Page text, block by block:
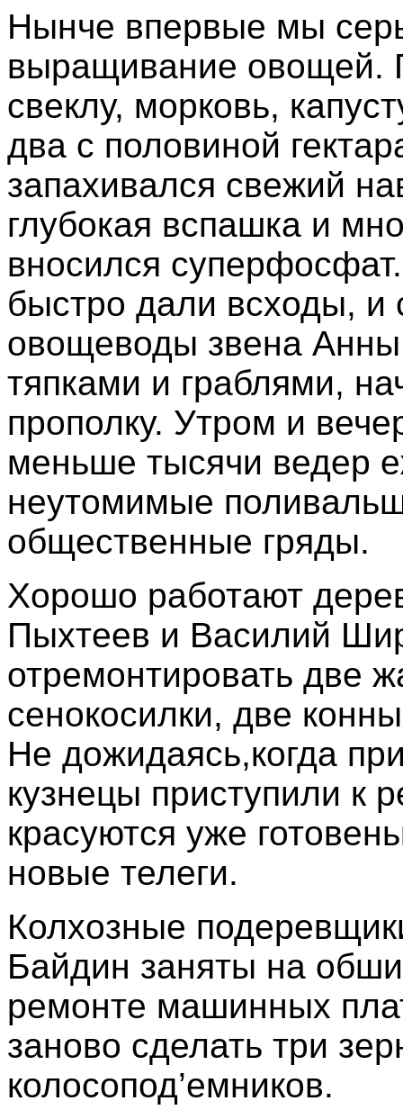
Нынче впервые мы
выращивание овощей.
свеклу, морковь,
два с половиной
запахивался свежий
глубокая вспашка и
вносился
быстро дали всходы, и
овощеводы звена
тяпками и граблями,
прополку. Утром и
меньше тысячи ведер
неутомимые
общественные гряды.
Хорошо работают
Пыхтеев и Василий
отремонтировать две
сенокосилки, две
Не дожидаясь,когда
кузнецы приступили к
красуются уже
новые телеги.
Колхозные
Байдин заняты на
ремонте машинных
заново сделать три
колосопод’емников.